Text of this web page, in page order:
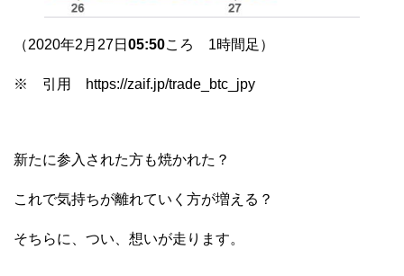
（2020年2月27日 05:50ころ 1時間足）
※ 引用 https://zaif.jp/trade_btc_jpy
新たに参入された方も焼かれた？
これで気持ちが離れていく方が増える？
そちらに、つい、想いが走ります。